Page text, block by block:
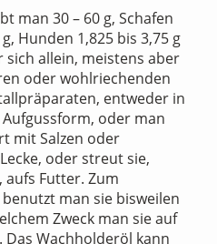
man 30 – 60 g, Schafen
Hunden 1,825 bis 3,75 g
allein, meistens aber
oder wohlriechenden
entweder in
oder man
mit Salzen oder
oder streut sie,
aufs Futter. Zum
man sie bisweilen
Zweck man sie auf
Wachholderöl kann